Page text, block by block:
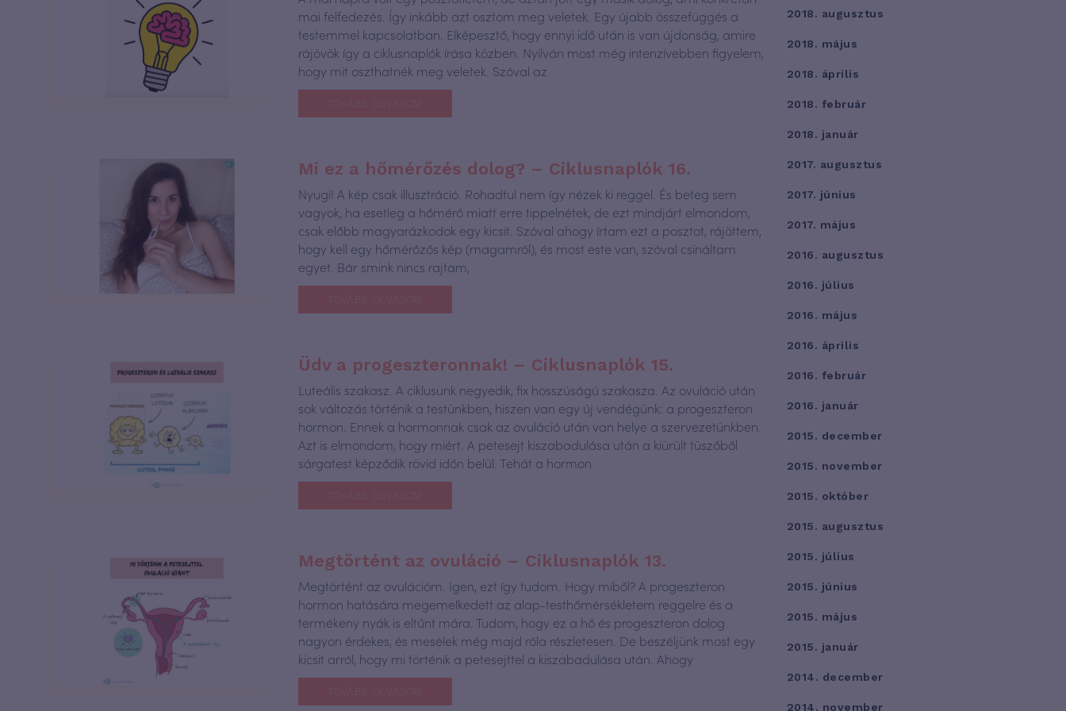
mai felfedezés. Így inkább azt osztom meg veletek. Egy újabb összefüggés a
testemmel kapcsolatban. Elképesztő, hogy ennyi idő után is van újdonság, amire
rájövök így a ciklusnaplók írása közben. Nyilván most még intenzívebben figyelem,
hogy mit oszthatnék meg veletek. Szóval az
Mi ez a hőmérőzés dolog? – Ciklusnaplók 16.
Nyugi! A kép csak illusztráció. Rohadtul nem így nézek ki reggel. És beteg sem
vagyok, ha esetleg a hőmérő miatt erre tippelnétek, de ezt mindjárt elmondom,
csak előbb magyarázkodok egy kicsit. Szóval ahogy írtam ezt a posztot, rájöttem,
hogy kell egy hőmérőzős kép (magamról), és most este van, szóval csináltam
egyet. Bár smink nincs rajtam,
Üdv a progeszteronnak! – Ciklusnaplók 15.
Luteális szakasz. A ciklusunk negyedik, fix hosszúságú szakasza. Az ovuláció után
sok változás történik a testünkben, hiszen van egy új vendégünk: a progeszteron
hormon. Ennek a hormonnak csak az ovuláció után van helye a szervezetünkben.
Azt is elmondom, hogy miért. A petesejt kiszabadulása után a kiürült tüszőből
sárgatest képződik rövid időn belül. Tehát a hormon
Megtörtént az ovuláció – Ciklusnaplók 13.
Megtörtént az ovulációm. Igen, ezt így tudom. Hogy miből? A progeszteron
hormon hatására megemelkedett az alap-testhőmérsékletem reggelre és a
termékeny nyák is eltűnt mára. Tudom, hogy ez a hő és progeszteron dolog
nagyon érdekes, és mesélek még majd róla részletesen. De beszéljünk most egy
kicsit arról, hogy mi történik a petesejttel a kiszabadulása után. Ahogy
2018. augusztus
2018. május
2018. április
2018. február
2018. január
2017. augusztus
2017. június
2017. május
2016. augusztus
2016. július
2016. május
2016. április
2016. február
2016. január
2015. december
2015. november
2015. október
2015. augusztus
2015. július
2015. június
2015. május
2015. január
2014. december
2014. november